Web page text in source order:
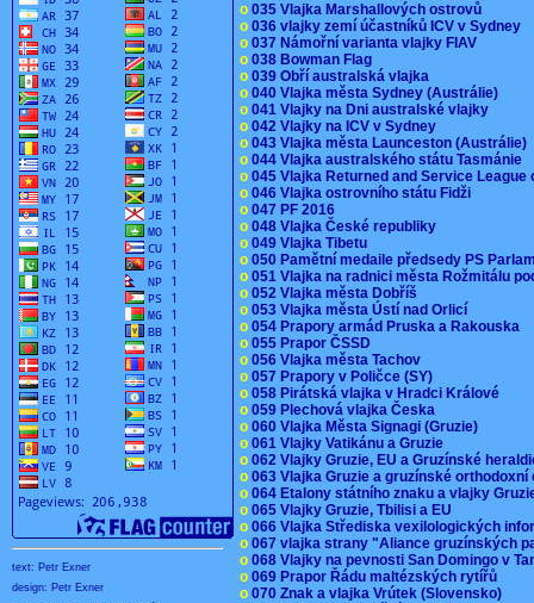
text: Petr Exner
design: Petr Exner
o 035 Vlajka Marshallových ostrovů
o 036 vlajky zemí účastníků ICV v Sydney
o 037 Námořní varianta vlajky FIAV
o 038 Bowman Flag
o 039 Obří australská vlajka
o 040 Vlajka města Sydney (Austrálie)
o 041 Vlajky na Dni australské vlajky
o 042 Vlajky na ICV v Sydney
o 043 Vlajka města Launceston (Austrálie)
o 044 Vlajka australského státu Tasmánie
o 045 Vlajka Returned and Service
o 046 Vlajka ostrovního státu Fidži
o 047 PF 2016
o 048 Vlajka České republiky
o 049 Vlajka Tibetu
o 050 Pamětní medaile předsedy PS
o 051 Vlajka na radnici města Rožmitálu
o 052 Vlajka města Dobříš
o 053 Vlajka města Ústí nad Orlicí
o 054 Prapory armád Pruska a Rakouska
o 055 Prapor ČSSD
o 056 Vlajka města Tachov
o 057 Prapory v Poličce (SY)
o 058 Pirátská vlajka v Hradci Králové
o 059 Plechová vlajka Česka
o 060 Vlajka Města Signagi (Gruzie)
o 061 Vlajky Vatikánu a Gruzie
o 062 Vlajky Gruzie, EU a Gruzínské
o 063 Vlajka Gruzie a gruzínské
o 064 Etalony státního znaku a vlajky
o 065 Vlajky Gruzie, Tbilisi a EU
o 066 Vlajka Střediska vexilologických
o 067 vlajka strany "Aliance gruzínských
o 068 Vlajky na pevnosti San Domingo v
o 069 Prapor Řádu maltézských rytířů
o 070 Znak a vlajka Vrútek (Slovensko)